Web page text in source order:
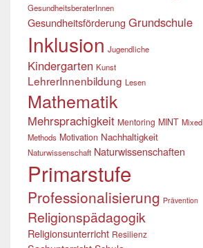
GesundheitsberaterInnen
Gesundheitsförderung Grundschule
Inklusion Jugendliche
Kindergarten Kunst
LehrerInnenbildung Lesen
Mathematik
Mehrsprachigkeit Mentoring MINT Mixed
Methods Motivation Nachhaltigkeit
Naturwissenschaft Naturwissenschaften
Primarstufe
Professionalisierung Prävention
Religionspädagogik
Religionsunterricht Resilienz